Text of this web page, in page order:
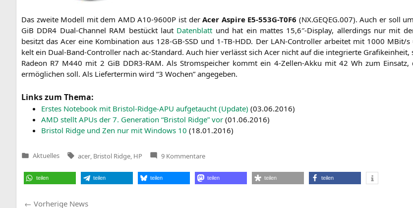
Das zwei­te Modell mit dem AMD A10-9600P ist derAcer Aspi­re E5-553G-T0F6 (NX.GEQEG.007). Auch er soll
GiB DDR4 Dual-Chan­nel RAM bestückt laut Daten­blatt und hat ein mat­tes 15,6″-Display, aller­dings nur mit
besitzt das Acer eine Kom­bi­na­ti­on aus 128-GB-SSD und 1‑TB-HDD. Der LAN-Con­trol­ler arbei­tet mit 1000 MBit/
kelt ein Dual-Band-Con­trol­ler nach ac-Stan­dard. Auch hier ver­lässt sich Acer nicht auf die inte­grier­te
Rade­on R7 M440 mit 2 GiB DDR3-RAM. Als Strom­spei­cher kommt ein 4‑Zel­len-Akku mit 42 Wh zum
ermög­li­chen soll. Als Lie­fer­ter­min wird “3 Wochen” angegeben.
Links zum Thema:
Ers­tes Note­book mit Bris­tol-Ridge-APU auf­ge­taucht (Update) (03.06.2016)
AMD stellt APUs der 7. Gene­ra­ti­on “Bris­tol Ridge” vor (01.06.2016)
Bris­tol Ridge und Zen nur mit Win­dows 10 (18.01.2016)
Veröffentlicht
Aktuelles Tags:
acer Bristol Ridge HP 9 Kommentarezu
Nun
Notebooks
mit
teilen teilen teilen teilen teilen teilen
Vorherige NewsVorherige